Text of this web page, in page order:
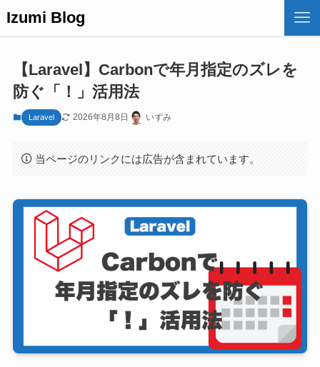
Izumi Blog
【Laravel】Carbonで年月指定のズレを
防ぐ「！」活用法
Laravel 2026年8月8日 いずみ
当ページのリンクには広告が含まれています。